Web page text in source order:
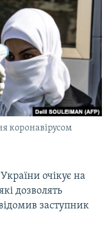
коронавірусом
очікує на
дозволять
заступник